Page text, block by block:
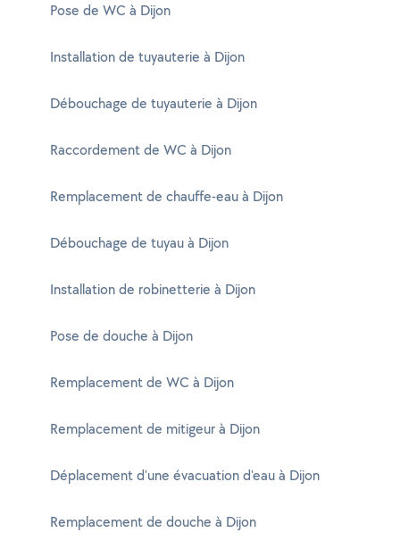
Pose de WC à Dijon
Installation de tuyauterie à Dijon
Débouchage de tuyauterie à Dijon
Raccordement de WC à Dijon
Remplacement de chauffe-eau à Dijon
Débouchage de tuyau à Dijon
Installation de robinetterie à Dijon
Pose de douche à Dijon
Remplacement de WC à Dijon
Remplacement de mitigeur à Dijon
Déplacement d'une évacuation d'eau à Dijon
Remplacement de douche à Dijon